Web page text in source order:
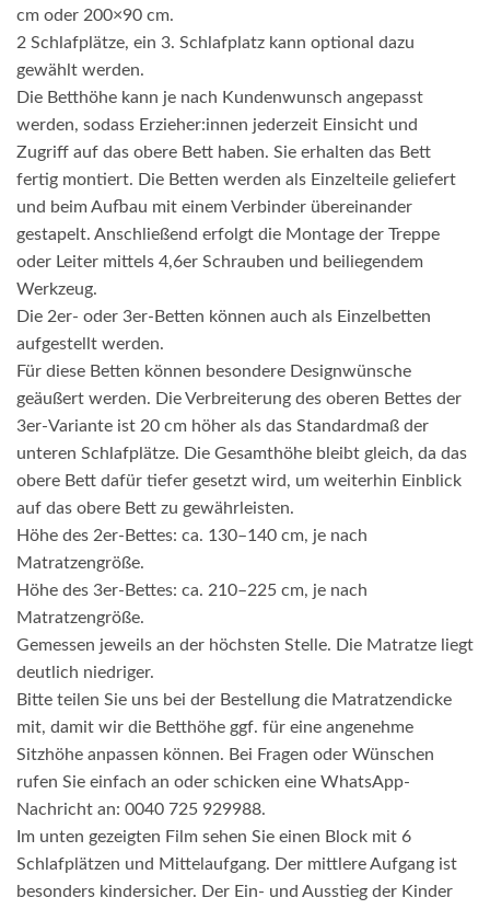
cm oder 200×90 cm.
2 Schlafplätze, ein 3. Schlafplatz kann optional dazu
gewählt werden.
Die Betthöhe kann je nach Kundenwunsch angepasst
werden, sodass Erzieher:innen jederzeit Einsicht und
Zugriff auf das obere Bett haben. Sie erhalten das Bett
fertig montiert. Die Betten werden als Einzelteile geliefert
und beim Aufbau mit einem Verbinder übereinander
gestapelt. Anschließend erfolgt die Montage der Treppe
oder Leiter mittels 4,6er Schrauben und beiliegendem
Werkzeug.
Die 2er- oder 3er-Betten können auch als Einzelbetten
aufgestellt werden.
Für diese Betten können besondere Designwünsche
geäußert werden. Die Verbreiterung des oberen Bettes der
3er-Variante ist 20 cm höher als das Standardmaß der
unteren Schlafplätze. Die Gesamthöhe bleibt gleich, da das
obere Bett dafür tiefer gesetzt wird, um weiterhin Einblick
auf das obere Bett zu gewährleisten.
Höhe des 2er-Bettes: ca. 130–140 cm, je nach
Matratzengröße.
Höhe des 3er-Bettes: ca. 210–225 cm, je nach
Matratzengröße.
Gemessen jeweils an der höchsten Stelle. Die Matratze liegt
deutlich niedriger.
Bitte teilen Sie uns bei der Bestellung die Matratzendicke
mit, damit wir die Betthöhe ggf. für eine angenehme
Sitzhöhe anpassen können. Bei Fragen oder Wünschen
rufen Sie einfach an oder schicken eine WhatsApp-
Nachricht an: 0040 725 929988.
Im unten gezeigten Film sehen Sie einen Block mit 6
Schlafplätzen und Mittelaufgang. Der mittlere Aufgang ist
besonders kindersicher. Der Ein- und Ausstieg der Kinder